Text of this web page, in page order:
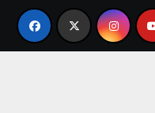
El primer tour de la